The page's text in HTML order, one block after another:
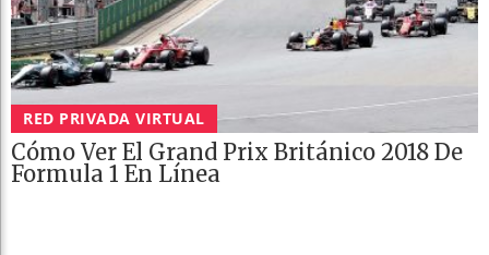
RED PRIVADA VIRTUAL
Cómo Ver El Grand Prix Británico 2018 De
Formula 1 En Línea